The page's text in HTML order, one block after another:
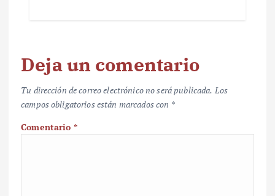
Deja un comentario
Tu dirección de correo electrónico no será publicada. Los
campos obligatorios están marcados con *
Comentario *